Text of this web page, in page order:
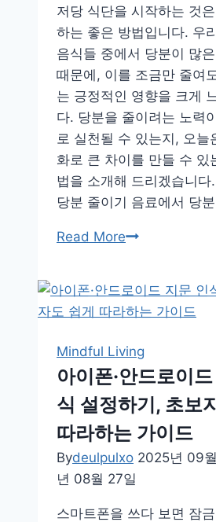
블
식
물
인
테
리
어
저당 식단을 시작하는 것
하는 좋은 방법입니다. 우
음식들 중에서 당분이 많
때문에, 이를 조금만 줄여
는 긍정적인 영향을 크게
다. 당분을 줄이려는 노력
로 실천될 수 있는지, 오늘
화로 큰 차이를 만들 수 있
법을 소개해 드리겠습니다
당분 줄이기 음료에서 당
Read More건
저
당
습
관:
당
분
여
서
체
Mindful Living
아이폰·안드로이
식 설정하기, 초보
따라하는 가이드
Bydeulpulxo 2025년 09
년 08월 27일
스마트폰을 쓰다 보면 잠